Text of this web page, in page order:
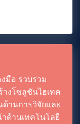
มือ รวบรวม
งโซลูชันไฮเทค
านการวิจัยและ
ด้านเทคโนโลยี